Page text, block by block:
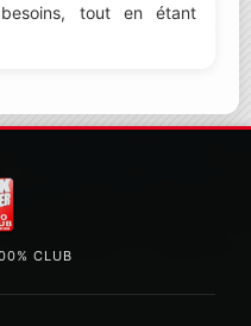
tout en étant
CLUB